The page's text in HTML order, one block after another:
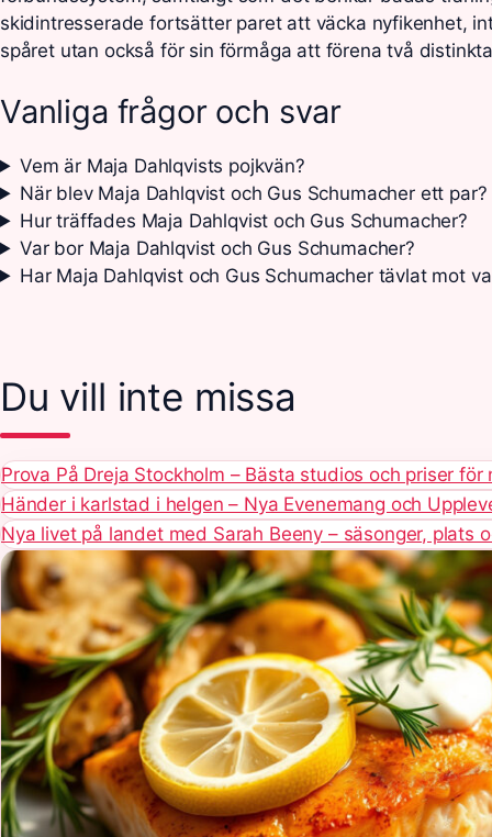
skidintresserade fortsätter paret att väcka nyfikenhet,
spåret utan också för sin förmåga att förena två
Vanliga frågor och svar
Vem är Maja Dahlqvists pojkvän?
När blev Maja Dahlqvist och Gus Schumacher ett par?
Hur träffades Maja Dahlqvist och Gus Schumacher?
Var bor Maja Dahlqvist och Gus Schumacher?
Har Maja Dahlqvist och Gus Schumacher tävlat mot
Du vill inte missa
Prova På Dreja Stockholm – Bästa studios och priser för
Händer i karlstad i helgen – Nya Evenemang och
Nya livet på landet med Sarah Beeny – säsonger, plats